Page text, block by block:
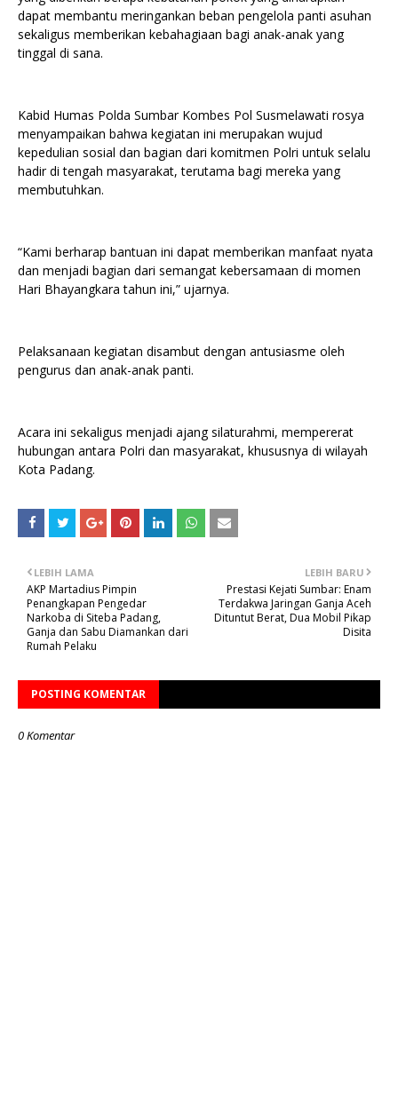
dapat membantu meringankan beban pengelola panti asuhan
sekaligus memberikan kebahagiaan bagi anak-anak yang
tinggal di sana.
Kabid Humas Polda Sumbar Kombes Pol Susmelawati rosya
menyampaikan bahwa kegiatan ini merupakan wujud
kepedulian sosial dan bagian dari komitmen Polri untuk selalu
hadir di tengah masyarakat, terutama bagi mereka yang
membutuhkan.
“Kami berharap bantuan ini dapat memberikan manfaat nyata
dan menjadi bagian dari semangat kebersamaan di momen
Hari Bhayangkara tahun ini,” ujarnya.
Pelaksanaan kegiatan disambut dengan antusiasme oleh
pengurus dan anak-anak panti.
Acara ini sekaligus menjadi ajang silaturahmi, mempererat
hubungan antara Polri dan masyarakat, khususnya di wilayah
Kota Padang.
LEBIH BARU
Prestasi Kejati Sumbar: Enam
Terdakwa Jaringan Ganja Aceh
Dituntut Berat, Dua Mobil Pikap
Disita
LEBIH LAMA
AKP Martadius Pimpin
Penangkapan Pengedar
Narkoba di Siteba Padang,
Ganja dan Sabu Diamankan dari
Rumah Pelaku
POSTING KOMENTAR
0 Komentar